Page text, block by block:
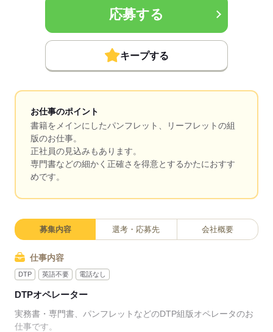
応募する
キープする
お仕事のポイント
書籍をメインにしたパンフレット、リーフレットの組
版のお仕事。
正社員の見込みもあります。
専門書などの細かく正確さを得意とするかたにおすす
めです。
募集内容 選考・応募先 会社概要
仕事内容
DTP 英語不要 電話なし
DTPオペレーター
実務書・専門書、パンフレットなどのDTP組版オペレータのお
仕事です。